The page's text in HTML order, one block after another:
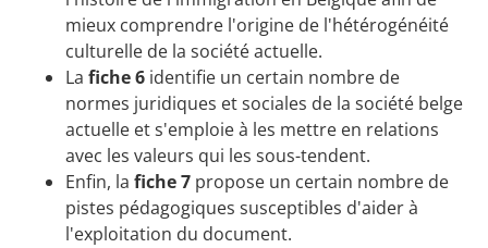
mieux comprendre l'origine de l'hétérogénéité
culturelle de la société actuelle.
La fiche 6 identifie un certain nombre de
normes juridiques et sociales de la société belge
actuelle et s'emploie à les mettre en relations
avec les valeurs qui les sous-tendent.
Enfin, la fiche 7 propose un certain nombre de
pistes pédagogiques susceptibles d'aider à
l'exploitation du document.